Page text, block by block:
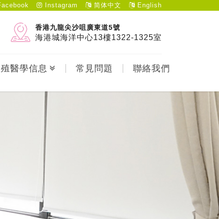
Instagram 简体中文 English
香港九龍尖沙咀廣東道5號
海港城海洋中心13樓1322-1325室
醫學信息 常見問題 聯絡我們